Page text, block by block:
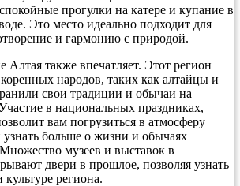
прогулки на катере и купание в
Это место идеально подходит для
и гармонию с природой.
Алтая также впечатляет. Этот регион
народов, таких как алтайцы и
свои традиции и обычаи на
в национальных праздниках,
вам погрузиться в атмосферу
больше о жизни и обычаях
музеев и выставок в
двери в прошлое, позволяя узнать
региона.